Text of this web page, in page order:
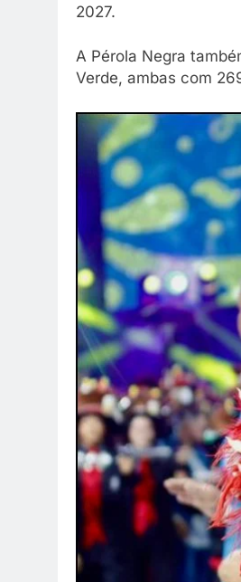
2027.
A Pérola Negra
Verde, ambas com